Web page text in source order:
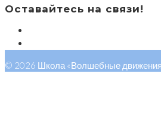
Оставайтесь на связи!
© 2026 Школа «Волшебные